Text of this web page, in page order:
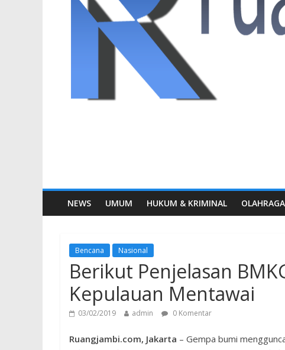
NEWS UMUM HUKUM & KRIMINAL OLAHRAGA
Bencana Nasional
Berikut Penjelasan
Kepulauan Mentawai
03/02/2019 admin 0 Komentar
Ruangjambi.com, Jakarta – Gempa bumi